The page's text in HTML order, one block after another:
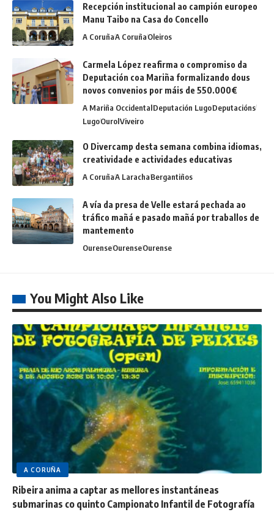
Recepción institucional ao campión europeo
Manu Taibo na Casa do Concello
A CoruñaA CoruñaOleiros
Carmela López reafirma o compromiso da
Deputación coa Mariña formalizando dous
novos convenios por máis de 550.000€
A Mariña OccidentalDeputación LugoDeputacións
LugoOurolViveiro
O Divercamp desta semana combina idiomas,
creatividade e actividades educativas
A CoruñaA LarachaBergantiños
A vía da presa de Velle estará pechada ao
tráfico mañá e pasado mañá por traballos de
mantemento
OurenseOurenseOurense
You Might Also Like
A CORUÑA
Ribeira anima a captar as mellores instantáneas
submarinas co quinto Campionato Infantil de Fotografía